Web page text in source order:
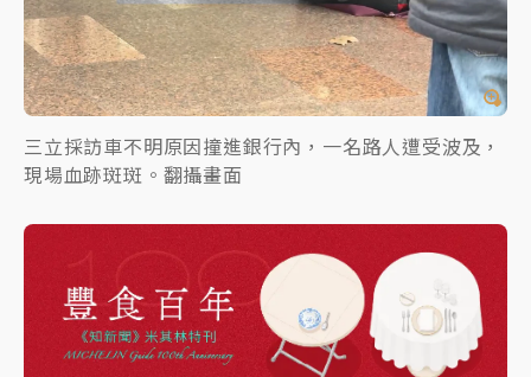
三立採訪車不明原因撞進銀行內，一名路人遭受波及，
現場血跡斑斑。翻攝畫面